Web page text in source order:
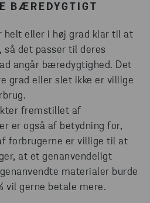
BÆREDYGTIGT
helt eller i høj grad klar til at
det passer til deres
angår bæredygtighed. Det
grad eller slet ikke er villige
fremstillet af
er også af betydning for,
forbrugerne er villige til at
at et genanvendeligt
materialer burde
vil gerne betale mere.